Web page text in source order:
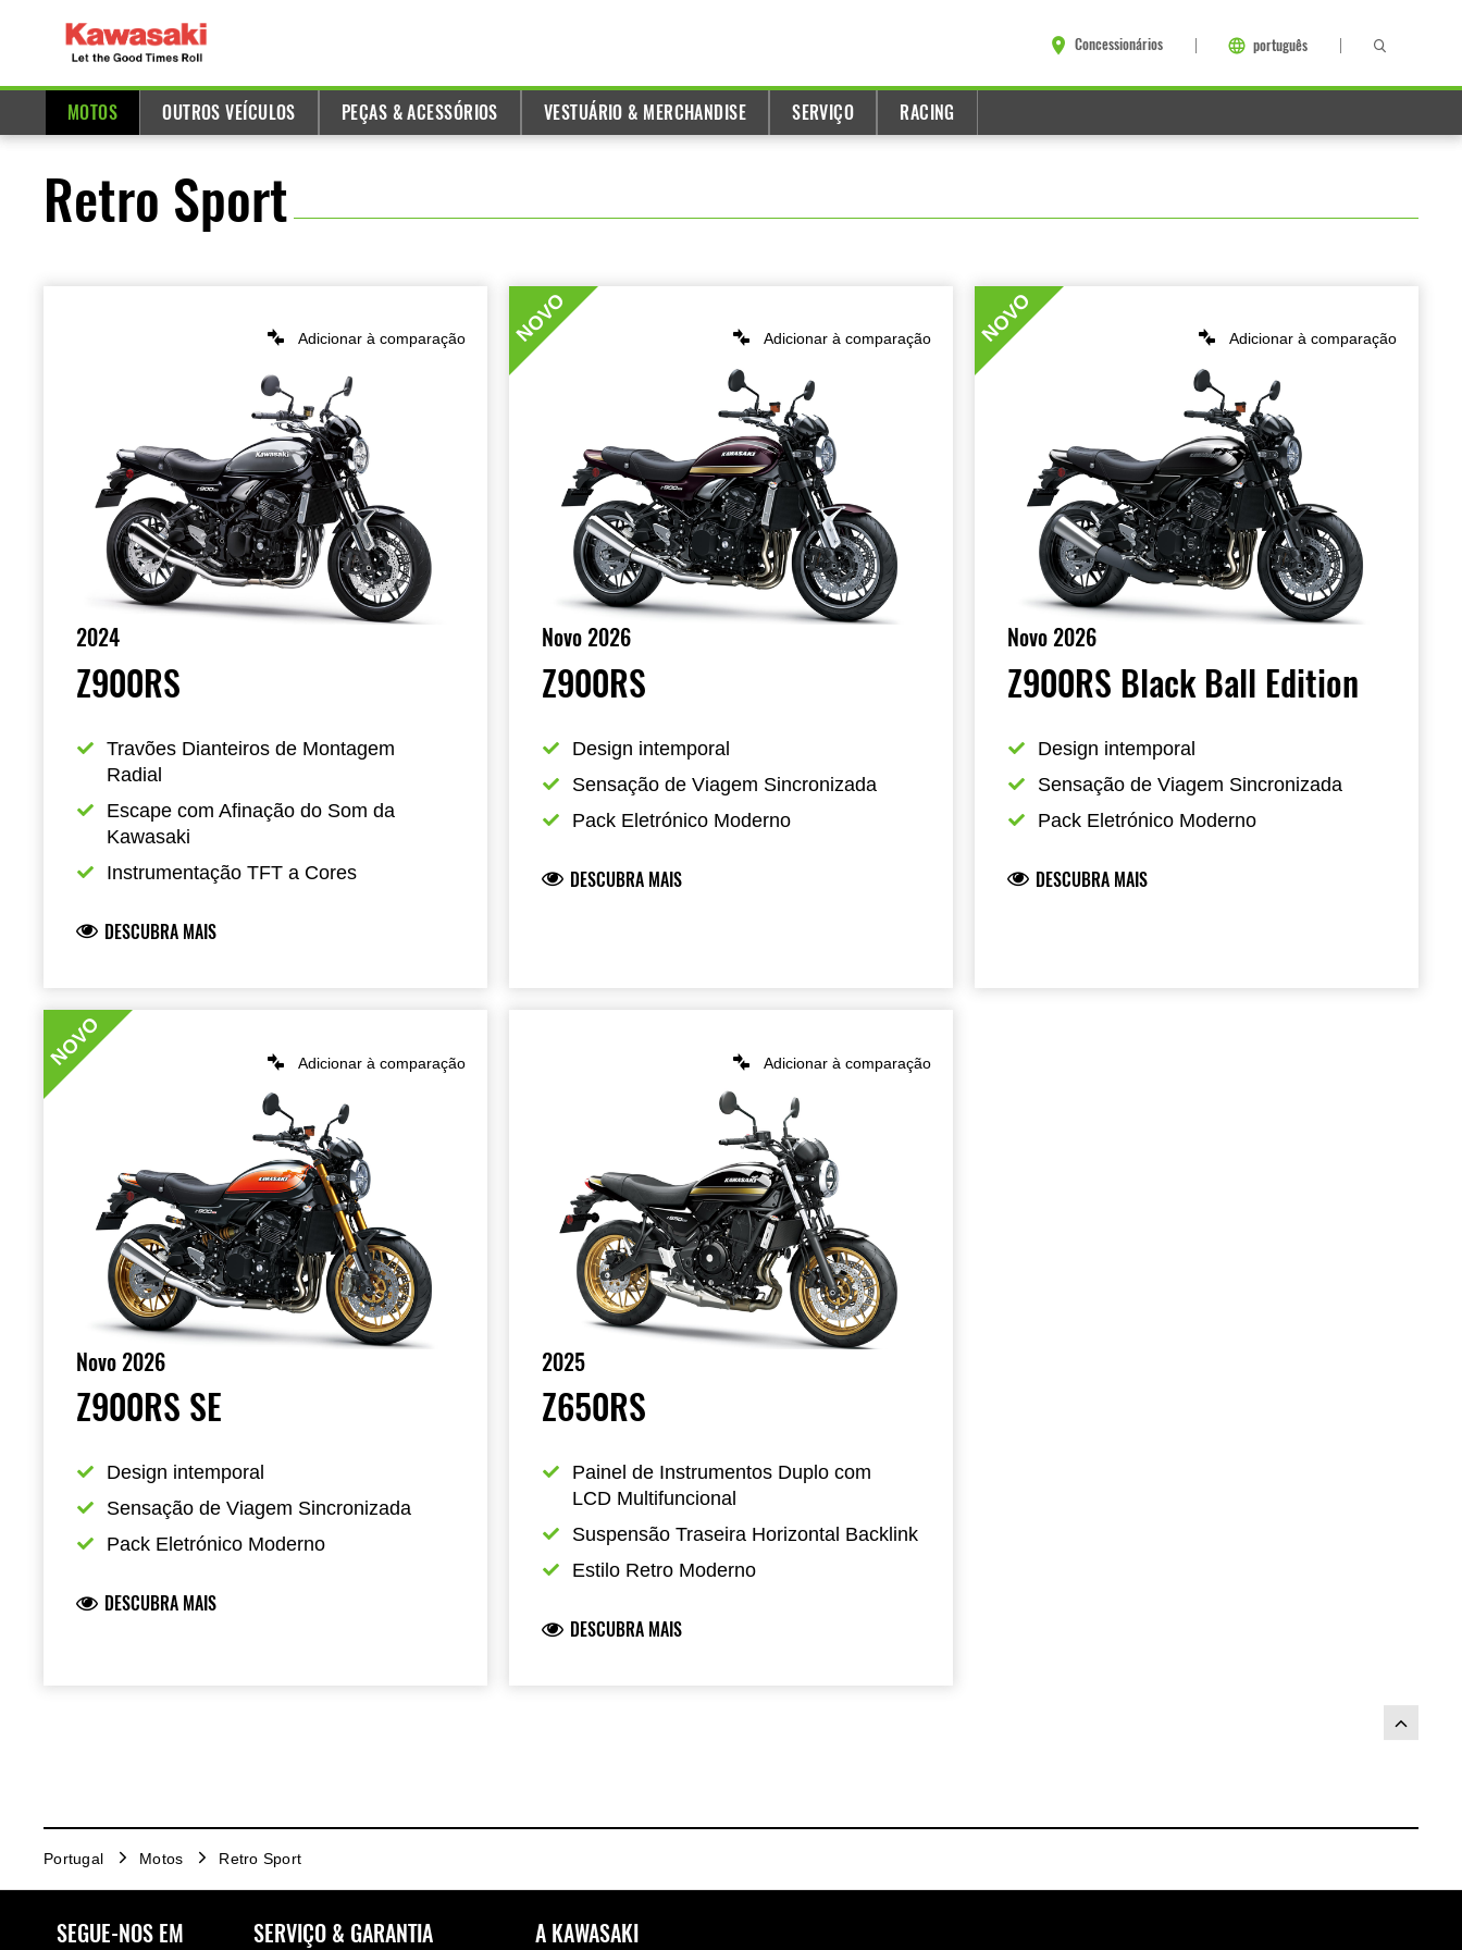
Concessionários português
MOTOS OUTROS VEÍCULOS PEÇAS & ACESSÓRIOS VESTUÁRIO & MERCHANDISE SERVIÇO RACING
Retro Sport
Adicionar à comparação
2024
Z900RS
Travões Dianteiros de Montagem
Radial
Escape com Afinação do Som da
Kawasaki
Instrumentação TFT a Cores
DESCUBRA MAIS
Adicionar à comparação
Novo 2026
Z900RS
Design intemporal
Sensação de Viagem Sincronizada
Pack Eletrónico Moderno
DESCUBRA MAIS
NOVO Adicionar à comparação
Novo 2026
Z900RS Black Ball Edition
Design intemporal
Sensação de Viagem Sincronizada
Pack Eletrónico Moderno
DESCUBRA MAIS
NOVO
Adicionar à comparação
Novo 2026
Z900RS SE
Design intemporal
Sensação de Viagem Sincronizada
Pack Eletrónico Moderno
DESCUBRA MAIS
NOVO Adicionar à comparação
2025
Z650RS
Painel de Instrumentos Duplo com
LCD Multifuncional
Suspensão Traseira Horizontal Backlink
Estilo Retro Moderno
DESCUBRA MAIS
Portugal Motos Retro Sport
SEGUE-NOS EM SERVIÇO & GARANTIA A KAWASAKI